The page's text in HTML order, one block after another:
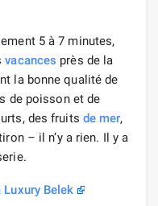
5 à 7 minutes,
vacances près de la
la bonne qualité de
de poisson et de
des fruits de mer,
– il n’y a rien. Il y a
Belek